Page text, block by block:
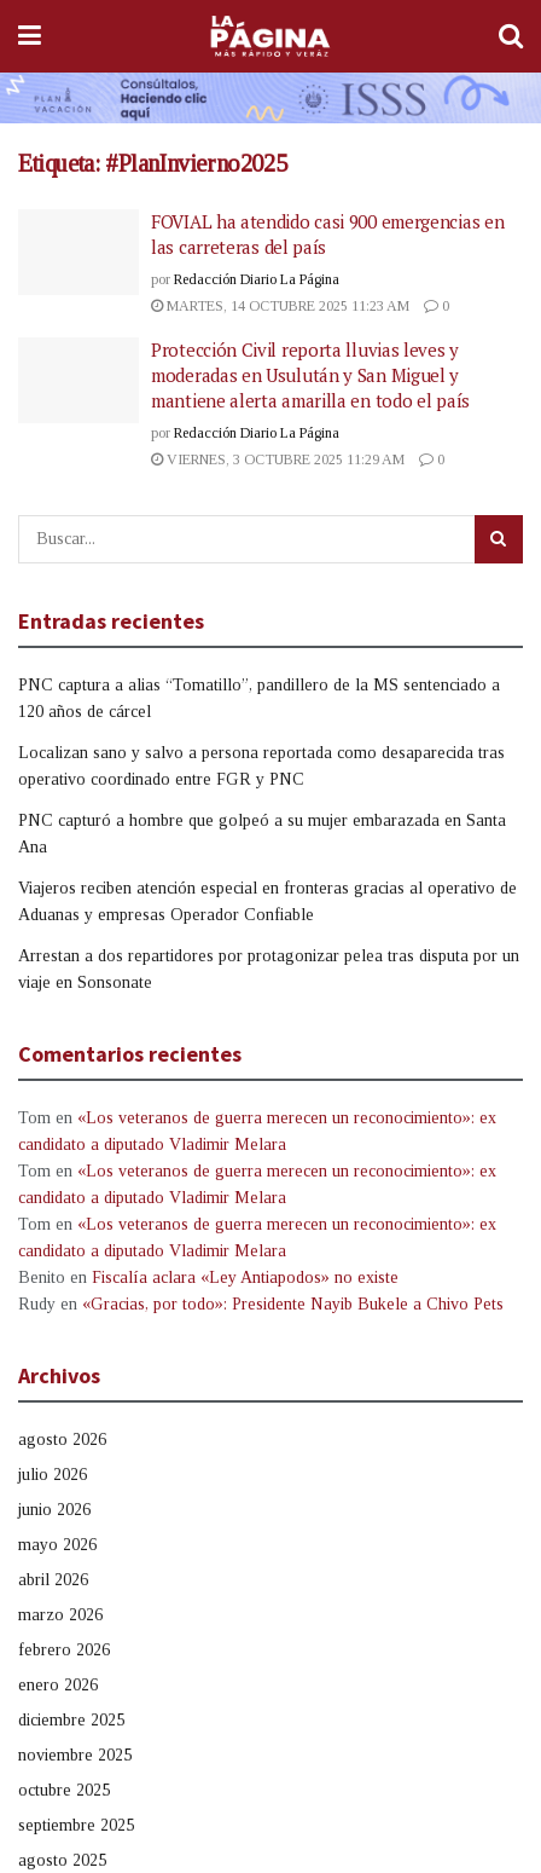
Etiqueta: #PlanInvierno2025
FOVIAL ha atendido casi 900 emergencias en
las carreteras del país
por Redacción Diario La Página
MARTES, 14 OCTUBRE 2025 11:23 AM
0
Protección Civil reporta lluvias leves y
moderadas en Usulután y San Miguel y
mantiene alerta amarilla en todo el país
por Redacción Diario La Página
VIERNES, 3 OCTUBRE 2025 11:29 AM
0
Entradas recientes
PNC captura a alias “Tomatillo”, pandillero de la MS sentenciado a
120 años de cárcel
Localizan sano y salvo a persona reportada como desaparecida tras
operativo coordinado entre FGR y PNC
PNC capturó a hombre que golpeó a su mujer embarazada en Santa
Ana
Viajeros reciben atención especial en fronteras gracias al operativo de
Aduanas y empresas Operador Confiable
Arrestan a dos repartidores por protagonizar pelea tras disputa por un
viaje en Sonsonate
Comentarios recientes
Tom en «Los veteranos de guerra merecen un reconocimiento»: ex
candidato a diputado Vladimir Melara
Tom en «Los veteranos de guerra merecen un reconocimiento»: ex
candidato a diputado Vladimir Melara
Tom en «Los veteranos de guerra merecen un reconocimiento»: ex
candidato a diputado Vladimir Melara
Benito en Fiscalía aclara «Ley Antiapodos» no existe
Rudy en «Gracias, por todo»: Presidente Nayib Bukele a Chivo Pets
Archivos
agosto 2026
julio 2026
junio 2026
mayo 2026
abril 2026
marzo 2026
febrero 2026
enero 2026
diciembre 2025
noviembre 2025
octubre 2025
septiembre 2025
agosto 2025